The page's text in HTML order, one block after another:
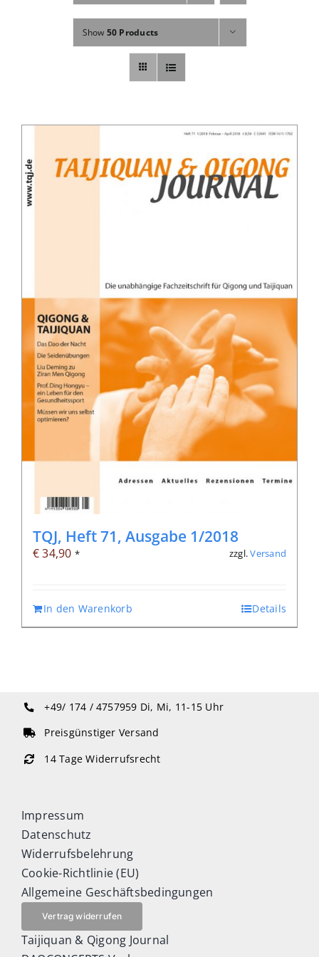
Fachbücher
Poster, Karten, Medien
Show 50 Products
TQJ, Heft 71, Ausgabe 1/2018
€34,90 * zzgl.Versand
In den Warenkorb Details
+49/ 174 / 4757959 Di, Mi, 11-15 Uhr
Preisgünstiger Versand
14 Tage Widerrufsrecht
Impressum
Datenschutz
Widerrufsbelehrung
Cookie-Richtlinie (EU)
Allgemeine Geschäftsbedingungen
Vertrag widerrufen
Taijiquan & Qigong Journal